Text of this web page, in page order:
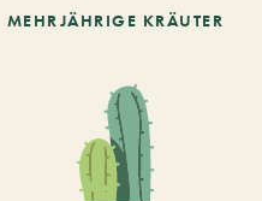
MEHRJÄHRIGE KRÄUTER